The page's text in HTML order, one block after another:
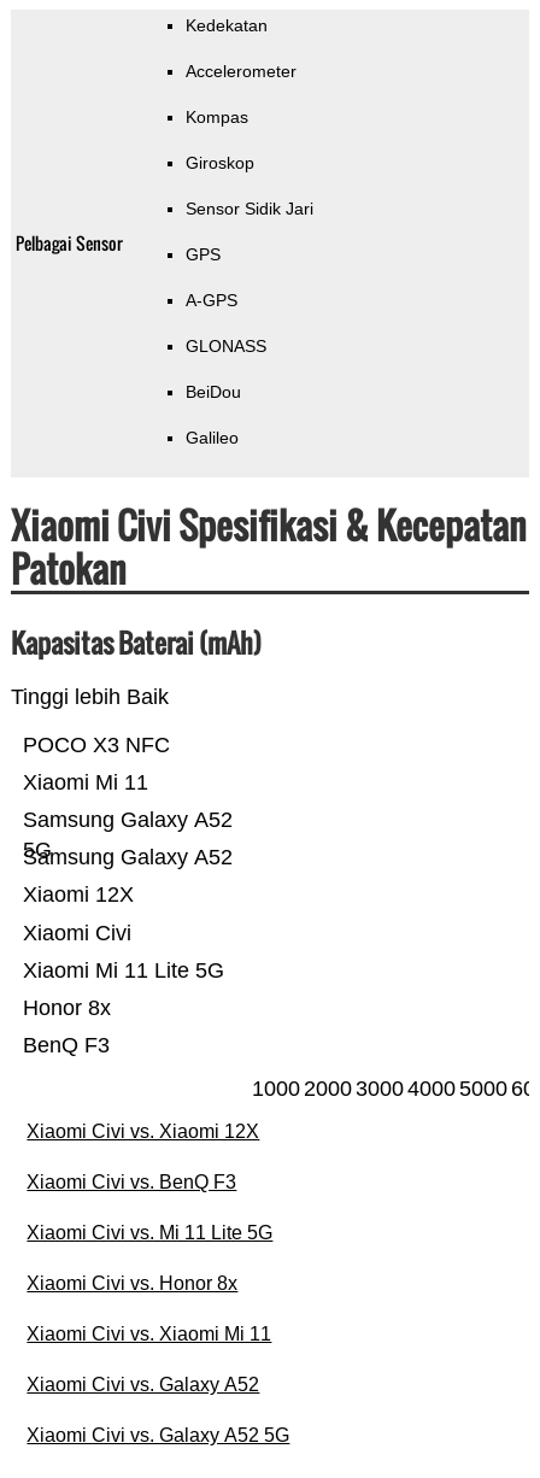
Pelbagai Sensor
Kedekatan
Accelerometer
Kompas
Giroskop
Sensor Sidik Jari
GPS
A-GPS
GLONASS
BeiDou
Galileo
Xiaomi Civi Spesifikasi & Kecepatan
Patokan
Kapasitas Baterai (mAh)
Tinggi lebih Baik
BenQ F3
Honor 8x
Xiaomi Mi 11 Lite 5G
Xiaomi Civi
Xiaomi 12X
Samsung Galaxy A52
Samsung Galaxy A52
5G
Xiaomi Mi 11
POCO X3 NFC
10002000300040005000
Xiaomi Civi vs. Xiaomi 12X
Xiaomi Civi vs. BenQ F3
Xiaomi Civi vs. Mi 11 Lite 5G
Xiaomi Civi vs. Honor 8x
Xiaomi Civi vs. Xiaomi Mi 11
Xiaomi Civi vs. Galaxy A52
Xiaomi Civi vs. Galaxy A52 5G